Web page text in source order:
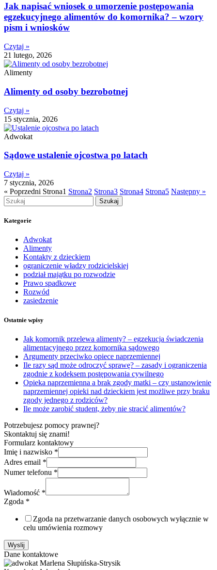
Jak napisać wniosek o umorzenie postępowania
egzekucyjnego alimentów do komornika? – wzory
pism i wniosków
Czytaj »
21 lutego, 2026
Alimenty
Alimenty od osoby bezrobotnej
Czytaj »
15 stycznia, 2026
Adwokat
Sądowe ustalenie ojcostwa po latach
Czytaj »
7 stycznia, 2026
« Poprzedni Strona1 Strona2 Strona3 Strona4 Strona5 Następny »
Szukaj
Kategorie
Adwokat
Alimenty
Kontakty z dzieckiem
ograniczenie władzy rodzicielskiej
podział majątku po rozwodzie
Prawo spadkowe
Rozwód
zasiedzenie
Ostatnie wpisy
Jak komornik przelewa alimenty? – egzekucja świadczenia
alimentacyjnego przez komornika sądowego
Argumenty przeciwko opiece naprzemiennej
Ile razy sąd może odroczyć sprawę? – zasady i ograniczenia
zgodnie z kodeksem postępowania cywilnego
Opieka naprzemienna a brak zgody matki – czy ustanowienie
naprzemiennej opieki nad dzieckiem jest możliwe przy braku
zgody jednego z rodziców?
Ile może zarobić student, żeby nie stracić alimentów?
Potrzebujesz pomocy prawnej?
Skontaktuj się znami!
Formularz kontaktowy
Imię i nazwisko *
Adres email *
Numer telefonu *
Wiadomość *
Zgoda *
Zgoda na przetwarzanie danych osobowych wyłącznie w
celu umówienia rozmowy
Wyslij
Dane kontaktowe